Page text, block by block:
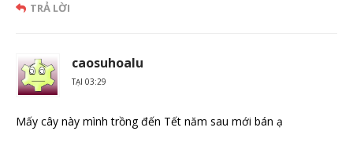
TRẢ LỜI
caosuhoalu
TẠI 03:29
Mấy cây này mình trồng đến Tết năm sau mới bán ạ